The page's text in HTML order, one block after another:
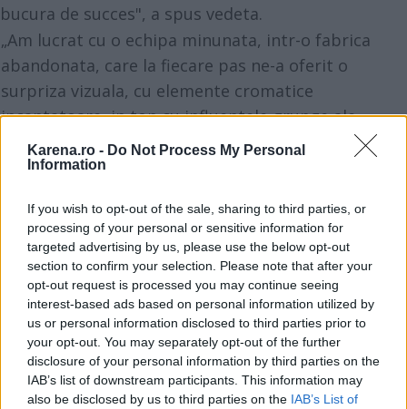
Karena.ro - Do Not Process My Personal
Information
If you wish to opt-out of the sale, sharing to third parties, or
processing of your personal or sensitive information for
targeted advertising by us, please use the below opt-out
section to confirm your selection. Please note that after your
opt-out request is processed you may continue seeing
interest-based ads based on personal information utilized by
us or personal information disclosed to third parties prior to
your opt-out. You may separately opt-out of the further
disclosure of your personal information by third parties on the
IAB’s list of downstream participants. This information may
also be disclosed by us to third parties on the IAB’s List of
bucura de succes", a spus vedeta.
„Am lucrat cu o echipa minunata, intr-o fabrica
abandonata, care la fiecare pas ne-a oferit o
surpriza vizuala, cu elemente cromatice
incantatoare, in ton cu influentele grunge ale
colectiei . Sanziana a fost minunata si nu a avut
nicio problema in a se catara pe teancuri de
pe o scara de urgenta. In doar cateva ore am
imortalizat 16 outfituri si ne-am si distrat",
declaraAndreea Retinschi.
Elementul esential in jurul caruia a fost construita
aceasta colectie este pielea, folosita de sine
statatoare, in piese all-leather, sau in combinatii
nebanuite de materiale - cu dantela, voal, catifea,